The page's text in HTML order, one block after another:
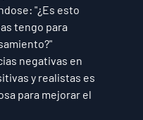
"¿Es esto
tengo para
negativas en
y realistas es
para mejorar el